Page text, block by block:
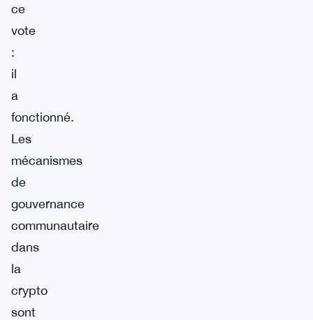
ce
vote
:
il
a
fonctionné.
Les
mécanismes
de
gouvernance
communautaire
dans
la
crypto
sont